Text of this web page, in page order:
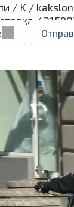
/ K / kakslon
/